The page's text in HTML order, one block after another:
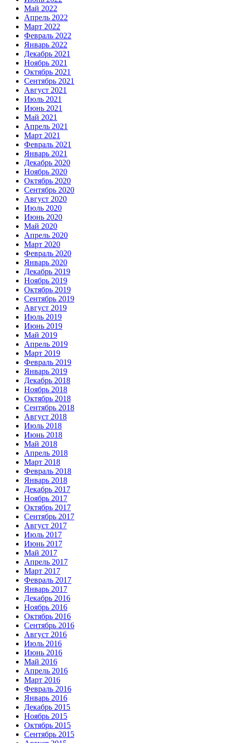
Май 2022
Апрель 2022
Март 2022
Февраль 2022
Январь 2022
Декабрь 2021
Ноябрь 2021
Октябрь 2021
Сентябрь 2021
Август 2021
Июль 2021
Июнь 2021
Май 2021
Апрель 2021
Март 2021
Февраль 2021
Январь 2021
Декабрь 2020
Ноябрь 2020
Октябрь 2020
Сентябрь 2020
Август 2020
Июль 2020
Июнь 2020
Май 2020
Апрель 2020
Март 2020
Февраль 2020
Январь 2020
Декабрь 2019
Ноябрь 2019
Октябрь 2019
Сентябрь 2019
Август 2019
Июль 2019
Июнь 2019
Май 2019
Апрель 2019
Март 2019
Февраль 2019
Январь 2019
Декабрь 2018
Ноябрь 2018
Октябрь 2018
Сентябрь 2018
Август 2018
Июль 2018
Июнь 2018
Май 2018
Апрель 2018
Март 2018
Февраль 2018
Январь 2018
Декабрь 2017
Ноябрь 2017
Октябрь 2017
Сентябрь 2017
Август 2017
Июль 2017
Июнь 2017
Май 2017
Апрель 2017
Март 2017
Февраль 2017
Январь 2017
Декабрь 2016
Ноябрь 2016
Октябрь 2016
Сентябрь 2016
Август 2016
Июль 2016
Июнь 2016
Май 2016
Апрель 2016
Март 2016
Февраль 2016
Январь 2016
Декабрь 2015
Ноябрь 2015
Октябрь 2015
Сентябрь 2015